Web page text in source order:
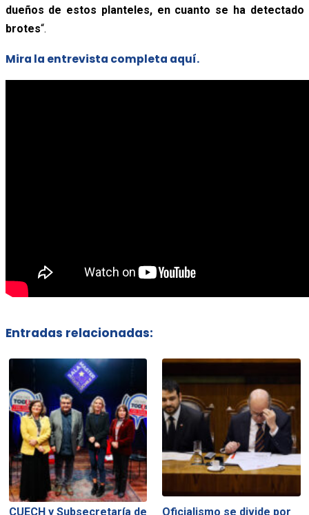
dueños de estos planteles, en cuanto se ha detectado
brotes“.
Mira la entrevista completa aquí.
Entradas relacionadas:
CUECH y Subsecretaría de Oficialismo se divide por